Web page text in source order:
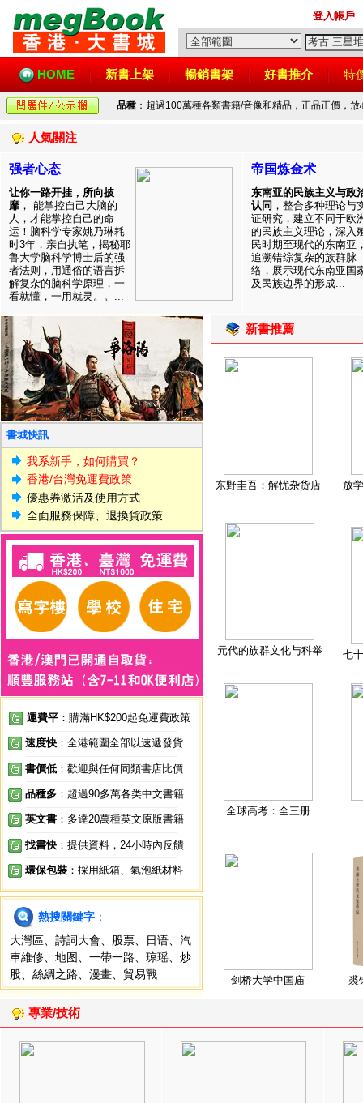
登入帳戶
HOME 新書上架 暢銷書架 好書推介 特
品種 ：超過100萬種各類書籍/音像和精品，正品正價，
人氣關注
强者心态
让你一路开挂，所向披
靡 ， 能掌控自己大脑的
人，才能掌控自己的命
运！脑科学专家姚乃琳耗
时3年，亲自执笔，揭秘耶
鲁大学脑科学博士后的强
者法则，用通俗的语言拆
解复杂的脑科学原理，一
看就懂，一用就灵。。...
帝国炼金术
东南亚的民族主义与政
认同 ，整合多种理论与
证研究，建立不同于欧
的民族主义理论，深入
民时期至现代的东南亚
追溯错综复杂的族群脉
络，展示现代东南亚国
及民族边界的形成...
書城快訊
我系新手，如何購買？
香港/台灣免運費政策
優惠券激活及使用方式
全面服務保障、退換貨政策
運費平 ：購滿HK$200起免運費政策
速度快 ：全港範圍全部以速遞發貨
書價低 ：歡迎與任何同類書店比價
品種多 ：超過90多萬各类中文書籍
英文書 ：多達20萬種英文原版書籍
找書快 ：提供資料，24小時內反饋
環保包裝 ：採用紙箱、氣泡紙材料
熱搜關鍵字 ：
大灣區
詩詞大會 股票 日语
汽
車維修
地图 一帶一路 琼瑶
炒
股
絲綢之路 漫畫 貿易戰
新書推薦
东野圭吾：解忧杂货店 放
元代的族群文化与科举 七
全球高考：全三册
剑桥大学中国庙 裘
專業/技術